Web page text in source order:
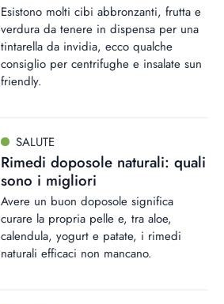
Esistono molti cibi abbronzanti, frutta e
verdura da tenere in dispensa per una
tintarella da invidia, ecco qualche
consiglio per centrifughe e insalate sun
friendly.
SALUTE
Rimedi doposole naturali: quali
sono i migliori
Avere un buon doposole significa
curare la propria pelle e, tra aloe,
calendula, yogurt e patate, i rimedi
naturali efficaci non mancano.